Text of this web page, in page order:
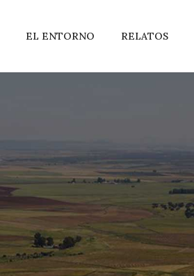
EL ENTORNO RELATOS